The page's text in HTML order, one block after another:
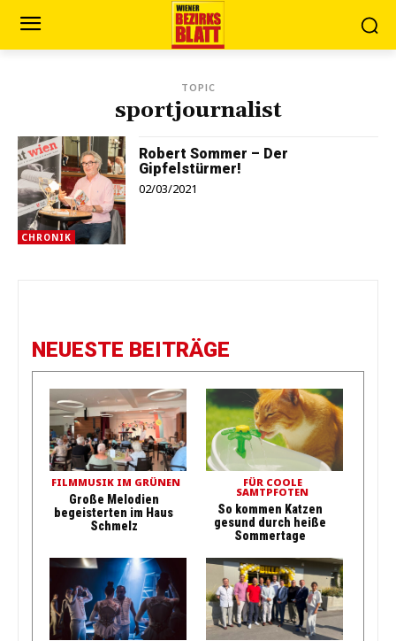
TOPIC
sportjournalist
CHRONIK
Robert Sommer – Der
Gipfelstürmer!
02/03/2021
NEUESTE BEITRÄGE
FILMMUSIK IM GRÜNEN
Große Melodien
begeisterten im Haus
Schmelz
FÜR COOLE
SAMTPFOTEN
So kommen Katzen
gesund durch heiße
Sommertage